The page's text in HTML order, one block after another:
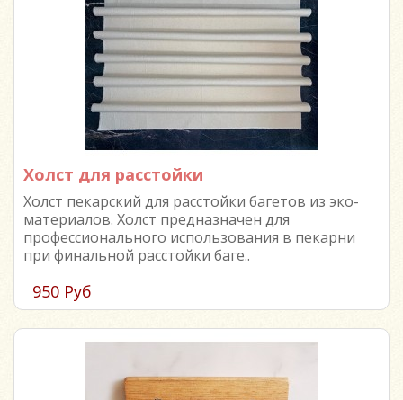
Холст для расстойки
Холст пекарский для расстойки багетов из эко-
материалов. Холст предназначен для
профессионального использования в пекарни
при финальной расстойки баге..
950 Руб